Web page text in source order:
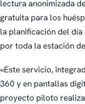
lectura anonimizada
gratuita para los
la planificación del
por toda la estación
«Este servicio,
360 y en pantallas
proyecto piloto